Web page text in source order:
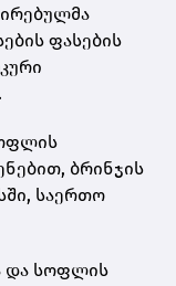
ფასების
ბრინჯის
საერთო
და სოფლის